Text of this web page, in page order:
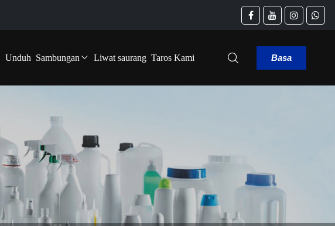
Unduh Sambungan Liwat saurang Taros Kami Basa